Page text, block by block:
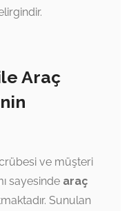
Araç
ve müşteri
sayesinde araç
Sunulan